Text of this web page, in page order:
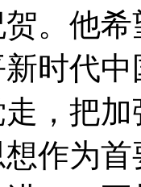
。他
时代
，把
作为